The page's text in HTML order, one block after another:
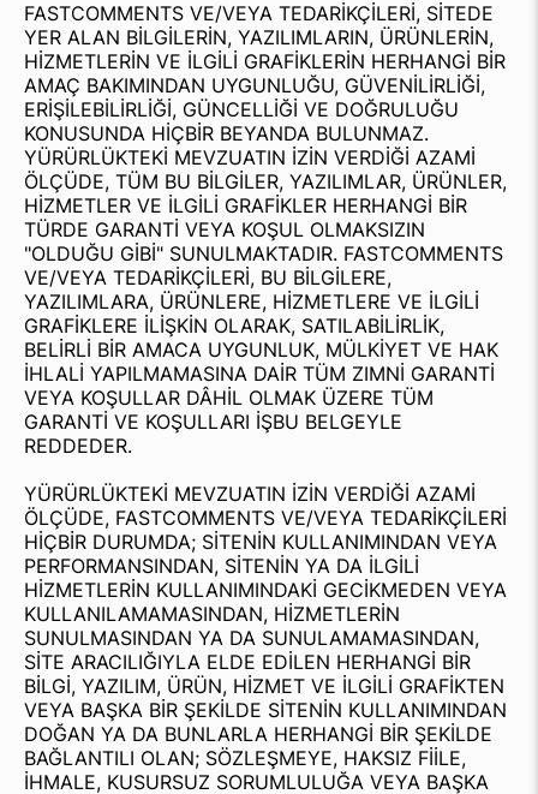
FASTCOMMENTS VE/VEYA TEDARİKÇİLERİ, SİTEDE
YER ALAN BİLGİLERİN, YAZILIMLARIN, ÜRÜNLERİN,
HİZMETLERİN VE İLGİLİ GRAFİKLERİN HERHANGİ BİR
AMAÇ BAKIMINDAN UYGUNLUĞU, GÜVENİLİRLİĞİ,
ERİŞİLEBİLİRLİĞİ, GÜNCELLİĞİ VE DOĞRULUĞU
KONUSUNDA HİÇBİR BEYANDA BULUNMAZ.
YÜRÜRLÜKTEKİ MEVZUATIN İZİN VERDİĞİ AZAMİ
ÖLÇÜDE, TÜM BU BİLGİLER, YAZILIMLAR, ÜRÜNLER,
HİZMETLER VE İLGİLİ GRAFİKLER HERHANGİ BİR
TÜRDE GARANTİ VEYA KOŞUL OLMAKSIZIN
"OLDUĞU GİBİ" SUNULMAKTADIR. FASTCOMMENTS
VE/VEYA TEDARİKÇİLERİ, BU BİLGİLERE,
YAZILIMLARA, ÜRÜNLERE, HİZMETLERE VE İLGİLİ
GRAFİKLERE İLİŞKİN OLARAK, SATILABİLİRLİK,
BELİRLİ BİR AMACA UYGUNLUK, MÜLKİYET VE HAK
İHLALİ YAPILMAMASINA DAİR TÜM ZIMNİ GARANTİ
VEYA KOŞULLAR DÂHİL OLMAK ÜZERE TÜM
GARANTİ VE KOŞULLARI İŞBU BELGEYLE
REDDEDER.
YÜRÜRLÜKTEKİ MEVZUATIN İZİN VERDİĞİ AZAMİ
ÖLÇÜDE, FASTCOMMENTS VE/VEYA TEDARİKÇİLERİ
HİÇBİR DURUMDA; SİTENİN KULLANIMINDAN VEYA
PERFORMANSINDAN, SİTENİN YA DA İLGİLİ
HİZMETLERİN KULLANIMINDAKİ GECİKMEDEN VEYA
KULLANILAMAMASINDAN, HİZMETLERİN
SUNULMASINDAN YA DA SUNULAMAMASINDAN,
SİTE ARACILIĞIYLA ELDE EDİLEN HERHANGİ BİR
BİLGİ, YAZILIM, ÜRÜN, HİZMET VE İLGİLİ GRAFİKTEN
VEYA BAŞKA BİR ŞEKİLDE SİTENİN KULLANIMINDAN
DOĞAN YA DA BUNLARLA HERHANGİ BİR ŞEKİLDE
BAĞLANTILI OLAN; SÖZLEŞMEYE, HAKSIZ FİİLE,
İHMALE, KUSURSUZ SORUMLULUĞA VEYA BAŞKA